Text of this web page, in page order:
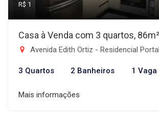
R$ 1
Casa à Venda com 3 quartos, 86m²
Avenida Edith Ortiz - Residencial Portal da
3 Quartos 2 Banheiros 1 Vaga
Mais informações